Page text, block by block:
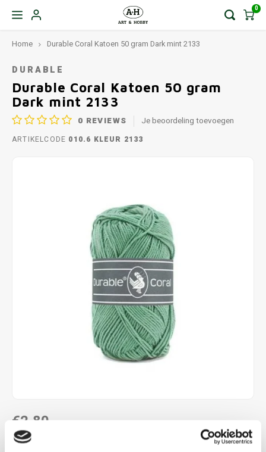
0
Home Durable Coral Katoen 50 gram Dark mint 2133
DURABLE
Durable Coral Katoen 50 gram
Dark mint 2133
0 REVIEWS Je beoordeling toevoegen
ARTIKELCODE 010.6 KLEUR 2133
€2,80
DIRECT LEVERBAAR